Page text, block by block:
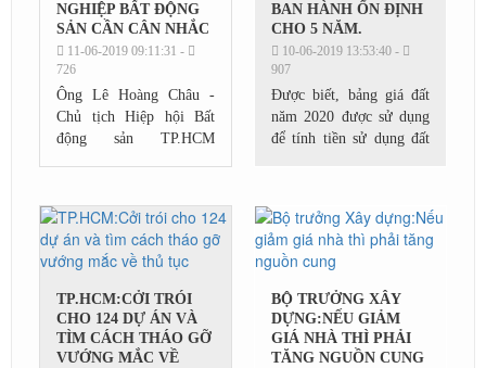
NGHIỆP BẤT ĐỘNG
SẢN CẦN CÂN NHẮC
11-06-2019 09:11:31 -
726
Ông Lê Hoàng Châu -
Chủ tịch Hiệp hội Bất
động sản TP.HCM
lực của ngân hàng Nhà
nước trong việc đảm bảo
an ninh...
BAN HÀNH ỔN ĐỊNH
CHO 5 NĂM.
10-06-2019 13:53:40 -
907
Được biết, bảng giá đất
năm 2020 được sử dụng
để tính tiền sử dụng đất
đối...
TP.HCM:CỞI TRÓI
CHO 124 DỰ ÁN VÀ
TÌM CÁCH THÁO GỠ
VƯỚNG MẮC VỀ
BỘ TRƯỞNG XÂY
DỰNG:NẾU GIẢM
GIÁ NHÀ THÌ PHẢI
TĂNG NGUỒN CUNG